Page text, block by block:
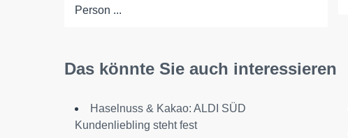
Person ...
Das könnte Sie auch interessieren
Haselnuss & Kakao: ALDI SÜD
Kundenliebling steht fest